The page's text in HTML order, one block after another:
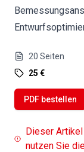
20 Seiten
25 €
PDF bestellen
Dieser
nutzen Sie